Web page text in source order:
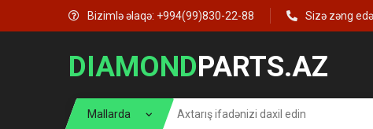
Bizimlə əlaqə: +994(99)830-22-88 Sizə zəng
DIAMONDPARTS.AZ